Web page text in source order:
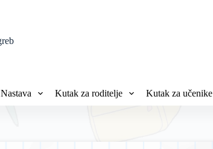
Nastava Kutak za roditelje Kutak za učenike